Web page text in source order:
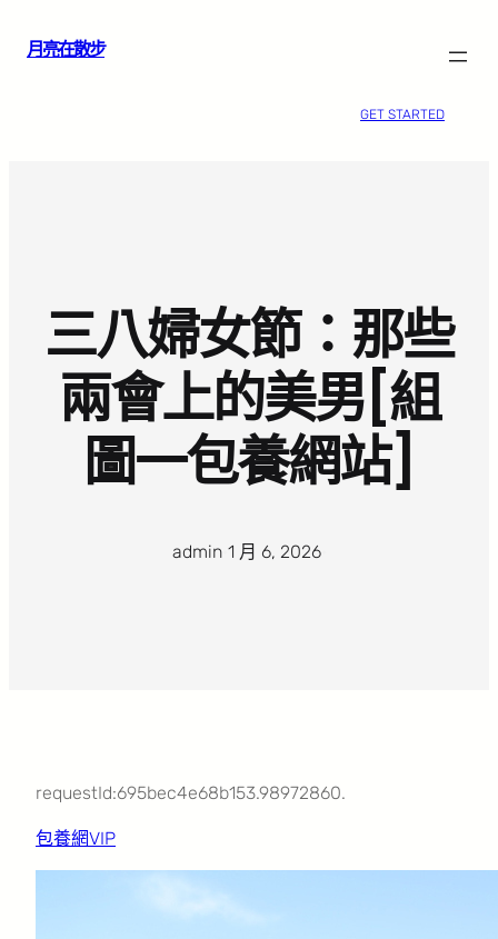
月亮在散步
GET STARTED
三八婦女節：那些
兩會上的美男[組
圖一包養網站]
admin· 1 月 6, 2026·
requestId:695bec4e68b153.98972860.
包養網VIP